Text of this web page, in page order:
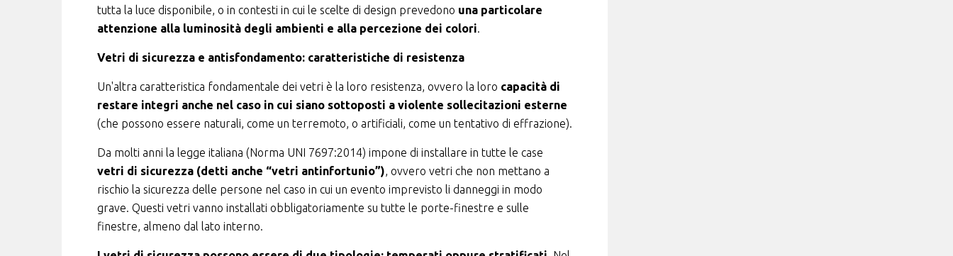
tutta la luce disponibile, o in contesti in cui le scelte di design prevedono una particolare
attenzione alla luminosità degli ambienti e alla percezione dei colori.
Vetri di sicurezza e antisfondamento: caratteristiche di resistenza
Un'altra caratteristica fondamentale dei vetri è la loro resistenza, ovvero la loro capacità di
restare integri anche nel caso in cui siano sottoposti a violente sollecitazioni esterne
(che possono essere naturali, come un terremoto, o artificiali, come un tentativo di effrazione).
Da molti anni la legge italiana (Norma UNI 7697:2014) impone di installare in tutte le case
vetri di sicurezza (detti anche “vetri antinfortunio”), ovvero vetri che non mettano a
rischio la sicurezza delle persone nel caso in cui un evento imprevisto li danneggi in modo
grave. Questi vetri vanno installati obbligatoriamente su tutte le porte-finestre e sulle
finestre, almeno dal lato interno.